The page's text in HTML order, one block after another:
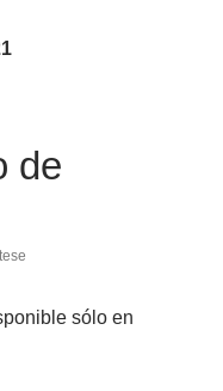
de
sólo en